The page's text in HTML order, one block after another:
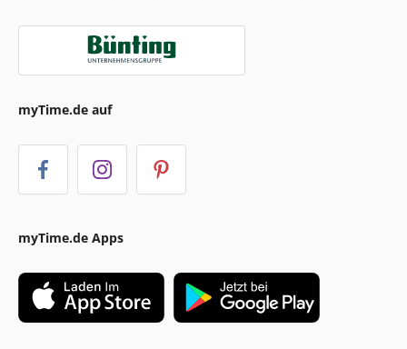
myTime.de auf
myTime.de Apps